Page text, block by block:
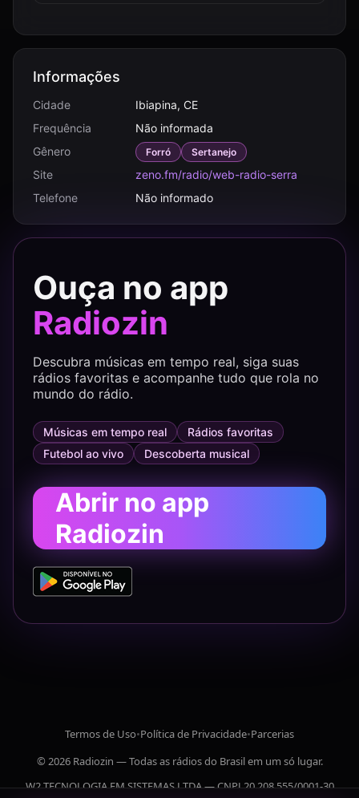
Informações
Cidade
Ibiapina, CE
Frequência
Não informada
Gênero
Forró Sertanejo
Site
zeno.fm/radio/web-radio-serra
Telefone
Não informado
Ouça no app
Radiozin
Descubra músicas em tempo real, siga suas
rádios favoritas e acompanhe tudo que rola no
mundo do rádio.
Músicas em tempo real
Rádios favoritas
Futebol ao vivo
Descoberta musical
Abrir no app
Radiozin
Termos de Uso•Política de Privacidade•Parcerias
© 2026 Radiozin — Todas as rádios do Brasil em um só lugar.
W2 TECNOLOGIA EM SISTEMAS LTDA — CNPJ 20.208.555/0001-30